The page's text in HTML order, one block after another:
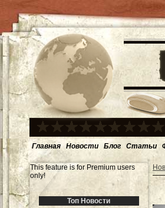
Главная Новости Блог Статьи
This feature is for Premium users
only!
Топ Новости